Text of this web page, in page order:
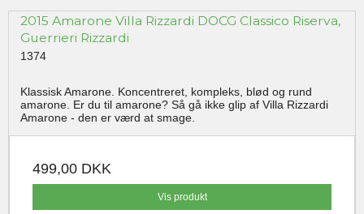
2015 Amarone Villa Rizzardi DOCG Classico Riserva,
Guerrieri Rizzardi
1374
Klassisk Amarone. Koncentreret, kompleks, blød og rund
amarone. Er du til amarone? Så gå ikke glip af Villa Rizzardi
Amarone - den er værd at smage.
499,00 DKK
Vis produkt